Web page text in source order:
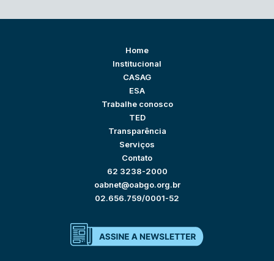
Home
Institucional
CASAG
ESA
Trabalhe conosco
TED
Transparência
Serviços
Contato
62 3238-2000
oabnet@oabgo.org.br
02.656.759/0001-52